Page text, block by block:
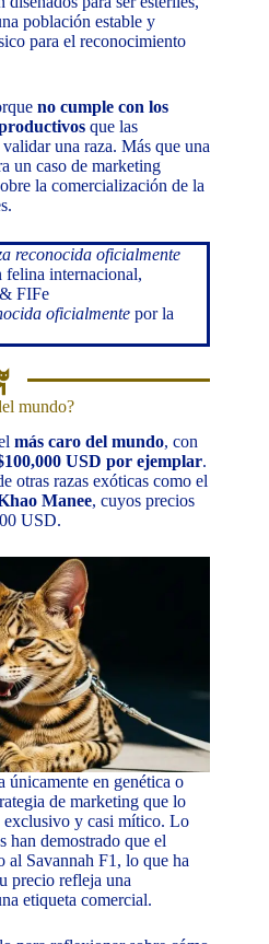
población estable y
para el reconocimiento
no cumple con los
que las
una raza. Más que una
un caso de marketing
la comercialización de la
reconocida oficialmente
felina internacional,
FIFe
oficialmente por la
mundo?
más caro del mundo, con
USD por ejemplar.
otras razas exóticas como el
Manee, cuyos precios
USD.
únicamente en genética o
de marketing que lo
exclusivo y casi mítico. Lo
han demostrado que el
al Savannah F1, lo que ha
precio refleja una
etiqueta comercial.